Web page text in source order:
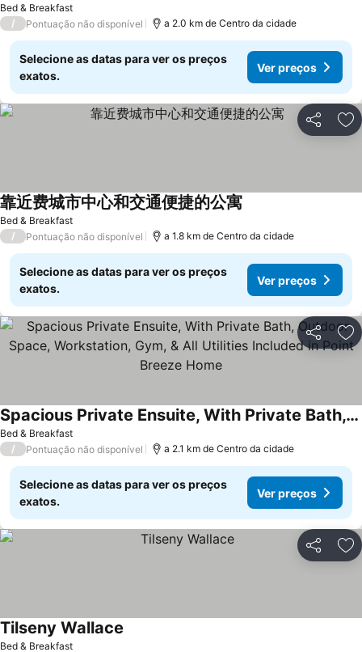
Bed & Breakfast
/ Pontuação não disponível a 2.0 km de Centro da cidade
Selecione as datas para ver os preços
exatos.
Ver preços
Partilhar
Bed & Breakfast
靠近费城市中心和交通便捷的公寓
/ Pontuação não disponível a 1.8 km de Centro da cidade
Selecione as datas para ver os preços
exatos.
Ver preços
Partilhar
Bed & Breakfast
Spacious Private Ensuite, With Private Bath, Outdoor Space, Workstation, Gym, & All Utilities Included in Point Breeze Home
/ Pontuação não disponível a 2.1 km de Centro da cidade
Selecione as datas para ver os preços
exatos.
Ver preços
Partilhar
Bed & Breakfast
Tilseny Wallace